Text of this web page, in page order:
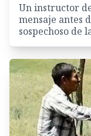
Un instructor
mensaje antes
sospechoso de